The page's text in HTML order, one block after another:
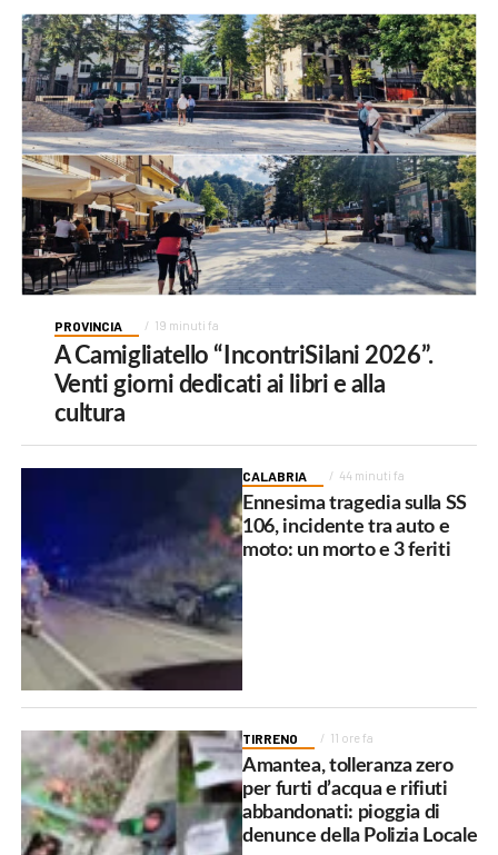
PROVINCIA 19 minuti fa
A Camigliatello “IncontriSilani 2026”.
Venti giorni dedicati ai libri e alla
cultura
CALABRIA 44 minuti fa
Ennesima tragedia sulla SS
106, incidente tra auto e
moto: un morto e 3 feriti
TIRRENO 11 ore fa
Amantea, tolleranza zero
per furti d’acqua e rifiuti
abbandonati: pioggia di
denunce della Polizia Locale